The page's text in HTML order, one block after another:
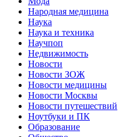
Народная медицина
Наука
Наука и техника
Научпоп
Недвижимость
Новости
Новости ЗОЖ
Новости медицины
Новости Москвы
Новости путешествий
Ноутбуки и ПК
Образование